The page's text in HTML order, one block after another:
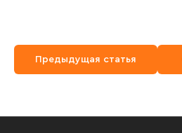
Предыдущая статья